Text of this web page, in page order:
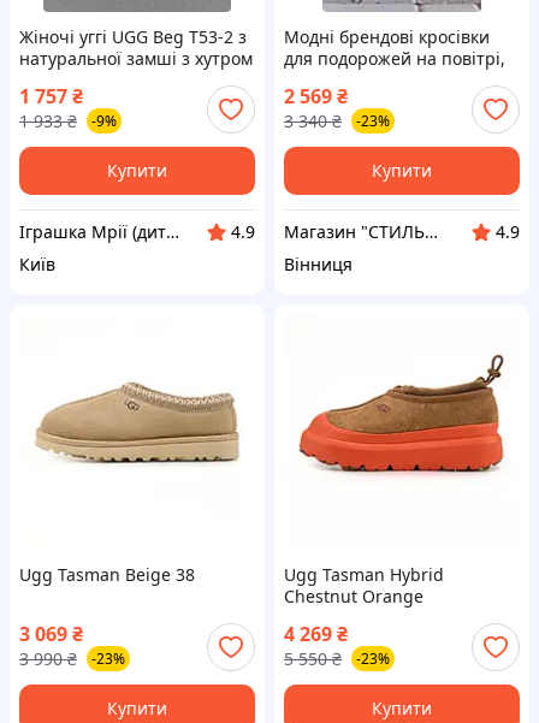
Жіночі уггі UGG Beg T53-2 з
натуральної замші з хутром
цигейки та підошвою EVA
40 8898-TD
1 757₴
1 933 ₴ -9%
Купити
Іграшка Мрії (дитячі, авто, туризм)
4.9
Київ
Модні брендові кросівки
для подорожей на повітрі,
Black 39
2 569₴
3 340 ₴ -23%
Купити
Магазин "СТИЛЬНИЙ МОЛОДІЖНИЙ ОДЯГ"
4.9
Вінниця
Ugg Tasman Beige 38
3 069₴
3 990 ₴ -23%
Купити
Ugg Tasman Hybrid
Chestnut Orange
4 269₴
5 550 ₴ -23%
Купити